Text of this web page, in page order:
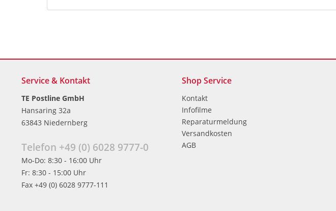
Service & Kontakt
TE Postline GmbH
Hansaring 32a
63843 Niedernberg
Telefon +49 (0) 6028 9777-0
Mo-Do: 8:30 - 16:00 Uhr
Fr: 8:30 - 15:00 Uhr
Fax +49 (0) 6028 9777-111
Shop Service
Kontakt
Infofilme
Reparaturmeldung
Versandkosten
AGB